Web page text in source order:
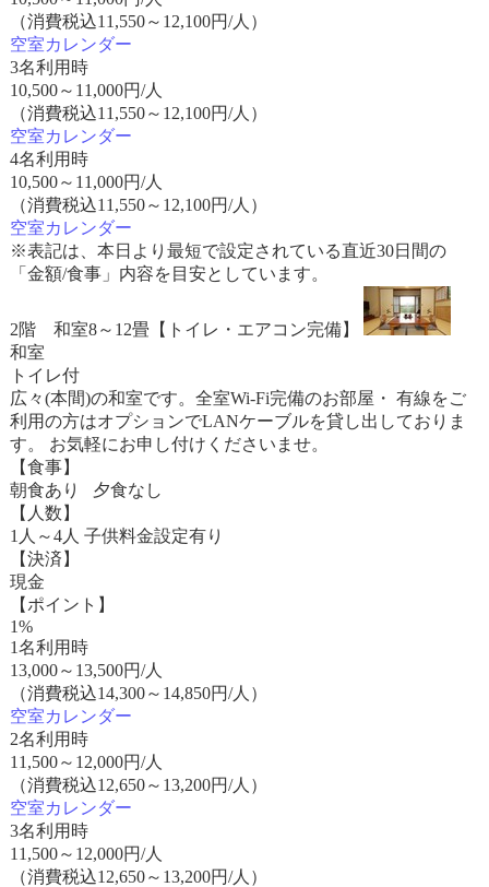
（消費税込11,550～12,100円/人）
空室カレンダー
3名利用時
10,500～ 11,000円/人
（消費税込11,550～12,100円/人）
空室カレンダー
4名利用時
10,500～ 11,000円/人
（消費税込11,550～12,100円/人）
空室カレンダー
※表記は、本日より最短で設定されている直近30日間の
「金額/食事」内容を目安としています。
2階 和室8～12畳【トイレ・エアコン完備】
和室
トイレ付
広々(本間)の和室です。全室Wi-Fi完備のお部屋・ 有線をご
利用の方はオプションでLANケーブルを貸し出しておりま
す。 お気軽にお申し付けくださいませ。
【食事】
朝食あり 夕食なし
【人数】
1人～4人 子供料金設定有り
【決済】
現金
【ポイント】
1%
1名利用時
13,000～ 13,500円/人
（消費税込14,300～14,850円/人）
空室カレンダー
2名利用時
11,500～ 12,000円/人
（消費税込12,650～13,200円/人）
空室カレンダー
3名利用時
11,500～ 12,000円/人
（消費税込12,650～13,200円/人）